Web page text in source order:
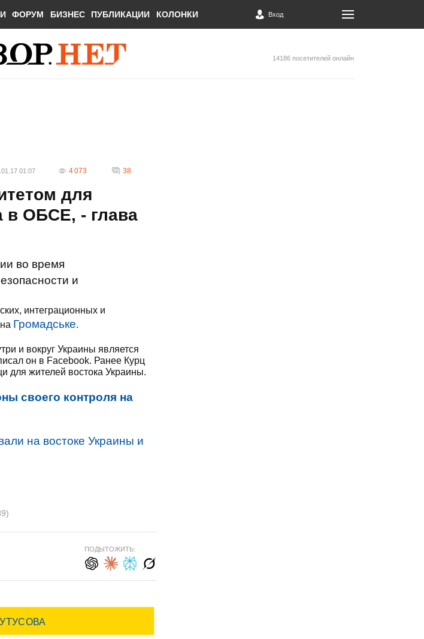
ФОРУМ БИЗНЕС ПУБЛИКАЦИИ КОЛОНКИ Вход
14186 посетителей онлайн
01:07 4 073 38
для
в ОБСЕ, - глава
во время
и
интеграционных и
Громадське.
и вокруг Украины является
он в Facebook. Ранее Курц
для жителей востока Украины.
своего контроля на
на востоке Украины и
ПОДЫТОЖИТЬ: